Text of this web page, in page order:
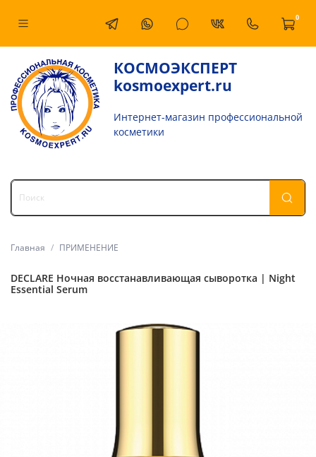
0
КОСМОЭКСПЕРТ
kosmoexpert.ru
Интернет-магазин профессиональной
косметики
Главная ПРИМЕНЕНИЕ
DECLARE Ночная восстанавливающая сыворотка | Night
Essential Serum